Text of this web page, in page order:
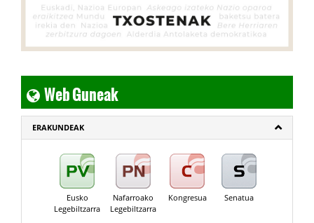
Web Guneak
ERAKUNDEAK
Eusko
Legebiltzarra
Nafarroako
Legebiltzarra
Kongresua Senatua